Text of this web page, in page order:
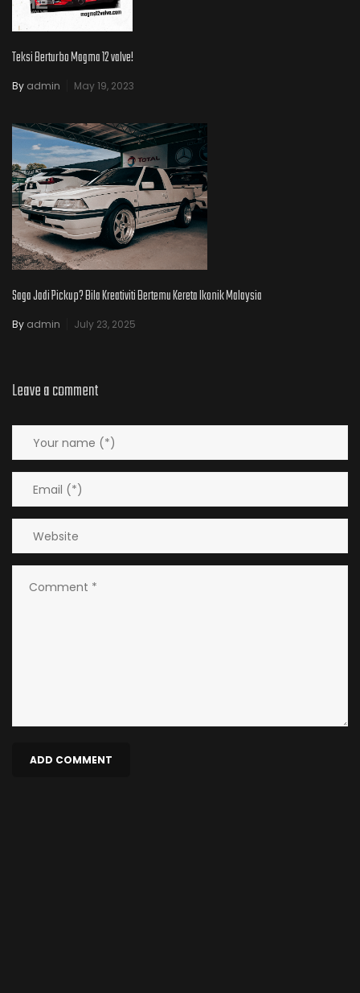
Teksi Berturbo Magma 12 valve!
By admin May 19, 2023
Saga Jadi Pickup? Bila Kreativiti Bertemu Kereta Ikonik Malaysia
By admin July 23, 2025
Leave a comment